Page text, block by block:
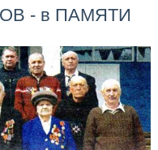
- в ПАМЯТИ